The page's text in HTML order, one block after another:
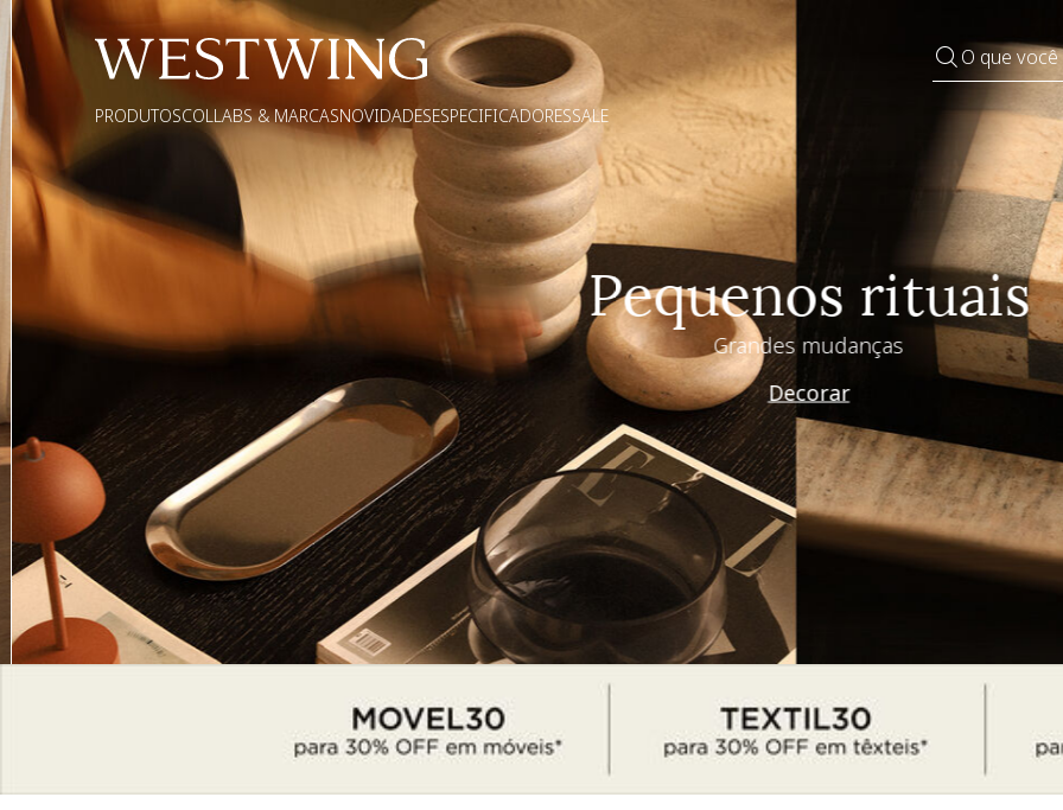
O que
PRODUTOSCOLLABS & MARCASNOVIDADESESPECIFICADORESSALE
Pequenos rituais
Grandes mudanças
Decorar